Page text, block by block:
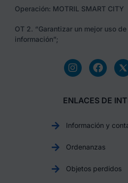
Operación: MOTRIL SMART CITY
OT 2. “Garantizar un mejor uso
información”;
ENLACES DE
Información y
Ordenanzas
Objetos perdidos